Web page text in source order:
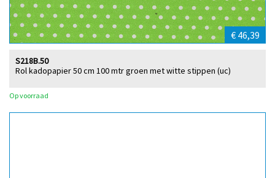
€ 46,39
Rol kadopapier 50 cm 100 mtr groen met witte stippen (uc)
S218B.50
Op voorraad